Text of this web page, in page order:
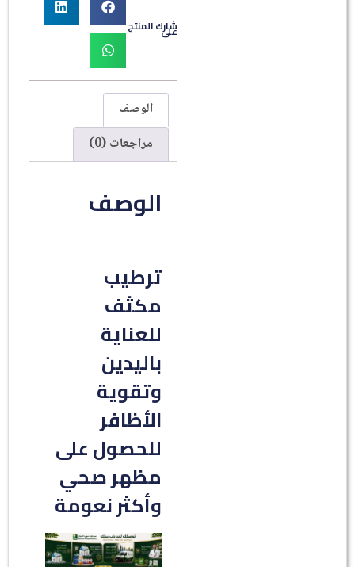
شارك المنتج
الوصف
مراجعات (0)
الوصف
ترطيب
مكثف
للعناية
باليدين
وتقوية
الأظافر
للحصول على
مظهر صحي
وأكثر نعومة